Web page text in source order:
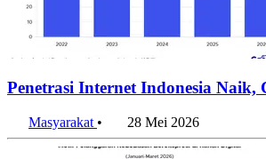
Penetrasi Internet Indonesia Naik,
Masyarakat • 28 Mei 2026